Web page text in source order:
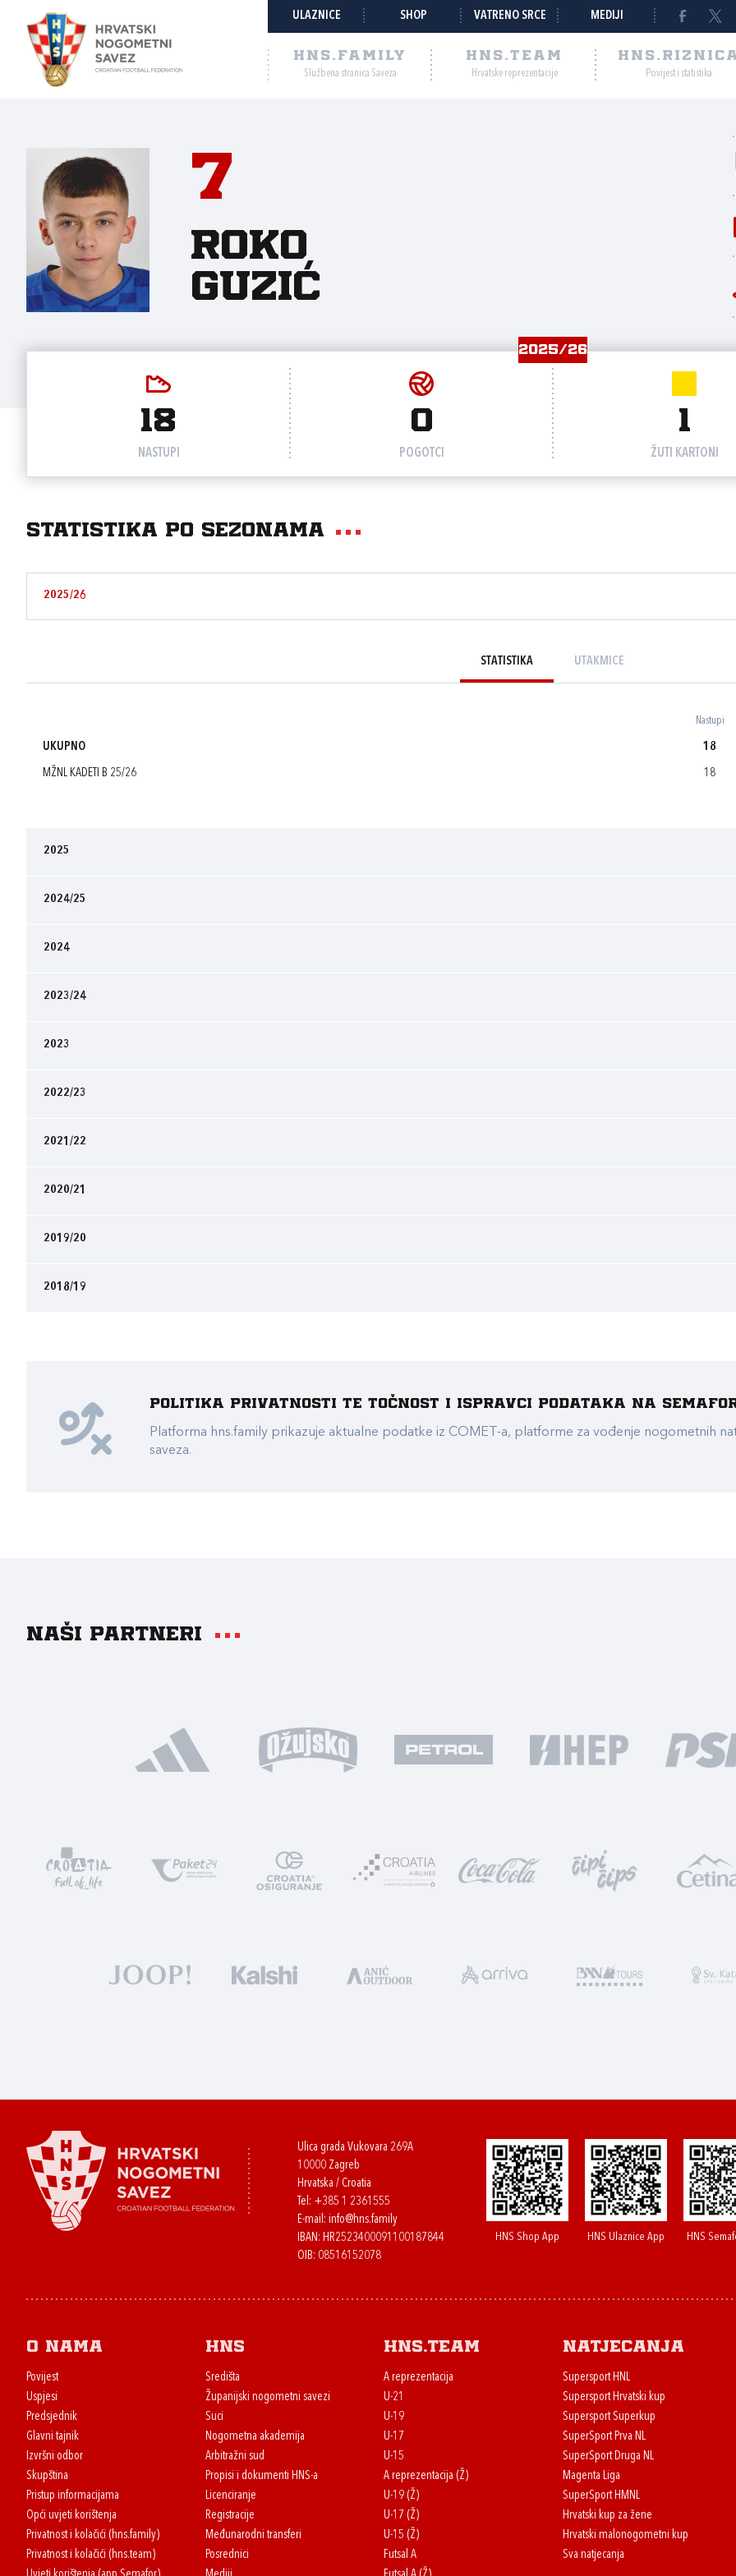
ULAZNICE SHOP VATRENO SRCE MEDIJI
HNS.FAMILY
Službena stranica Saveza
HNS.TEAM
Hrvatske reprezentacije Povijest i statistika
7
Roko
Guzić
2025/26
18
NASTUPI
0
POGOTCI
1
ŽUTI KARTONI
Statistika po sezonama
2025/26
STATISTIKA UTAKMICE
Nastupi
UKUPNO 18
MŽNL KADETI B 25/26 18
2025
2024/25
2024
2023/24
2023
2022/23
2021/22
2020/21
2019/20
2018/19
Politika privatnosti te točnost i ispravci podataka na
Platforma hns.family prikazuje aktualne podatke iz COMET-a, platforme za vođenje nogometnih
saveza.
Naši partneri
Ulica grada Vukovara 269A
10000 Zagreb
Hrvatska / Croatia
Tel: +385 1 2361555
E-mail: info@hns.family
IBAN: HR2523400091100187844
OIB: 08516152078
HNS Shop App HNS Ulaznice App HNS
O nama
Povijest
Uspjesi
Predsjednik
Glavni tajnik
Izvršni odbor
Skupština
Pristup informacijama
Opći uvjeti korištenja
Privatnost i kolačići (hns.family)
Privatnost i kolačići (hns.team)
HNS
Središta
Županijski nogometni savezi
Suci
Nogometna akademija
Arbitražni sud
Propisi i dokumenti HNS-a
Licenciranje
Registracije
Međunarodni transferi
Posrednici
HNS.team
A reprezentacija
U-21
U-19
U-17
U-15
A reprezentacija (Ž)
U-19 (Ž)
U-17 (Ž)
U-15 (Ž)
Futsal A
Natjecanja
Supersport HNL
Supersport Hrvatski kup
Supersport Superkup
SuperSport Prva NL
SuperSport Druga NL
Magenta Liga
SuperSport HMNL
Hrvatski kup za žene
Hrvatski malonogometni kup
Sva natjecanja